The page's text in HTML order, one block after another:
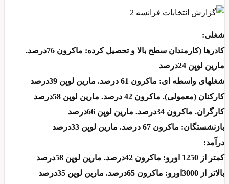
شغلی:
کادرها (کارمندان سطح بالا و تحصیل کرده: ماکرون 76درصد.
مارین لوپن 24درصد
شغلهای واسطه ای: ماکرون 61 درصد. مارین لوپن 39درصد
کارکنان (معمولی). ماکرون 42 درصد. مارین لوپن 58درصد
کارگران. ماکرون 34درصد. مارین لوپن 66درصد
بازنشستگان: ماکرون 67 درصد. مارین لوپن 33درصد
درآمد:
کمتر از 1250 اورو: ماکرون 42درصد. مارین لوپن 58درصد
بالاتر از 3000اورو: ماکرون 65درصد. مارین لوپن 35درصد